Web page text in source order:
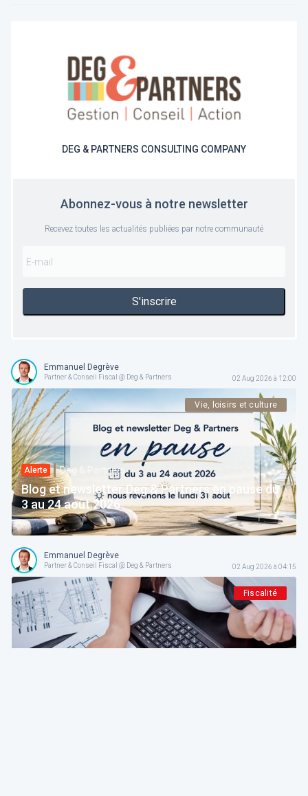
DEG & PARTNERS CONSULTING COMPANY
Abonnez-vous à notre newsletter
Recevez toutes les actualités publiées par notre communauté
S'inscrire
Emmanuel Degrève
Partner & Conseil Fiscal @ Deg & Partners 02 Aug 2026 à 12:00
Vie, loisirs et culture
Alerte Deg & Partners
Blog et newsletter Deg & Partners en pause du
3 au 24 août 2026
Emmanuel Degrève
Partner & Conseil Fiscal @ Deg & Partners 02 Aug 2026 à 04:15
Fiscalité